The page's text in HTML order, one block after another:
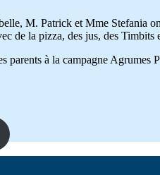
M. Patrick et Mme Stefania
de la pizza, des jus, des Timbits
parents à la campagne Agrumes